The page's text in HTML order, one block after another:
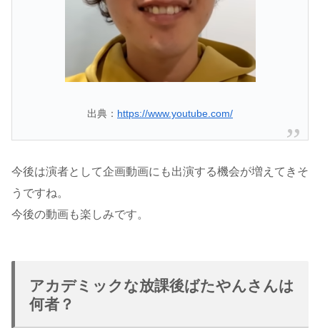
出典： https://www.youtube.com/
今後は演者として企画動画にも出演する機会が増えてきそ
うですね。
今後の動画も楽しみです。
アカデミックな放課後ばたやんさんは
何者？